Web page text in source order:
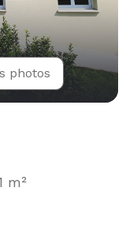
photos
m²